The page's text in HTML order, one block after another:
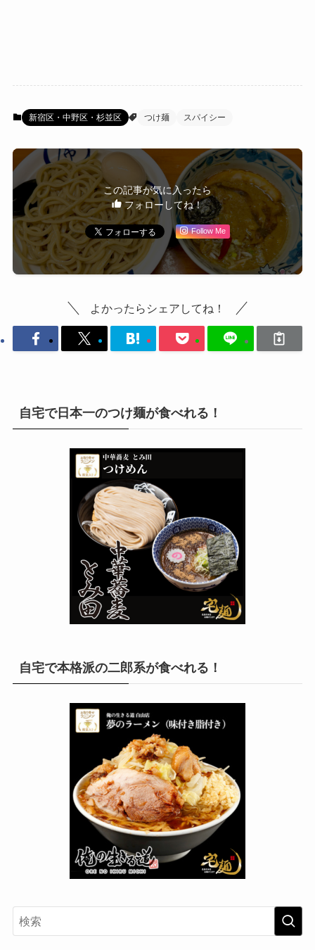
新宿区・中野区・杉並区 つけ麺 スパイシー
この記事が気に入ったら
フォローしてね！
Follow Me
よかったらシェアしてね！
自宅で日本一のつけ麺が食べれる！
自宅で本格派の二郎系が食べれる！